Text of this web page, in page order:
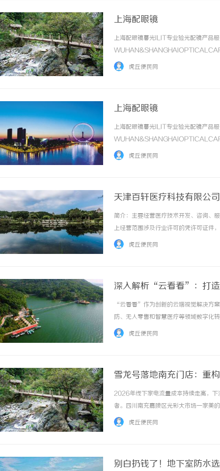
上海配眼镜
上海配眼镜暮光ILIT专业验光配镜产品
于武汉与上海设有4家门店。以完整验
虎丘便民网
上海配眼镜
上海配眼镜暮光ILIT专业验光配镜产品
于武汉与上海设有4家门店。以完整验
虎丘便民网
天津百轩医疗科技有限公司
简介：主要经营医疗技术开发、咨询、
上经营范围涉及行业许可的凭许可证件
用户至上，用心服务于客户，坚持用自
虎丘便民网
深入解析“云看看”：打
“云看看”作为创新的云端视觉解决方
防、无人零售和智慧医疗等领域数字化
虎丘便民网
雪龙号落地南充门店：重
2026年线下家电流量成本持续走高，下
者。四川南充嘉陵区光彩大市场一家美
线下特色场景，把国家级极地科考背书
虎丘便民网
别白扔钱了！地下室防水
中医治疗干燥综合征，吃什么药好？ 万山牌